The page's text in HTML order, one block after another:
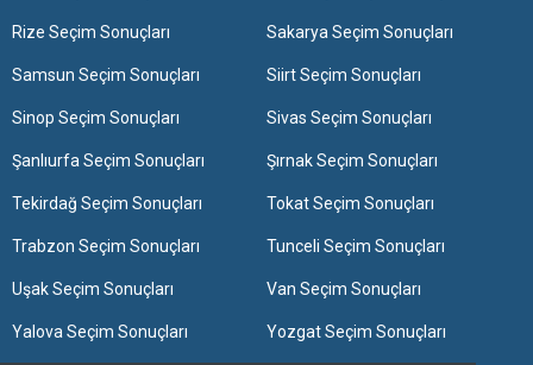
Rize Seçim Sonuçları Sakarya Seçim Sonuçları
Samsun Seçim Sonuçları Siirt Seçim Sonuçları
Sinop Seçim Sonuçları Sivas Seçim Sonuçları
Şanlıurfa Seçim Sonuçları Şırnak Seçim Sonuçları
Tekirdağ Seçim Sonuçları Tokat Seçim Sonuçları
Trabzon Seçim Sonuçları Tunceli Seçim Sonuçları
Uşak Seçim Sonuçları Van Seçim Sonuçları
Yalova Seçim Sonuçları Yozgat Seçim Sonuçları